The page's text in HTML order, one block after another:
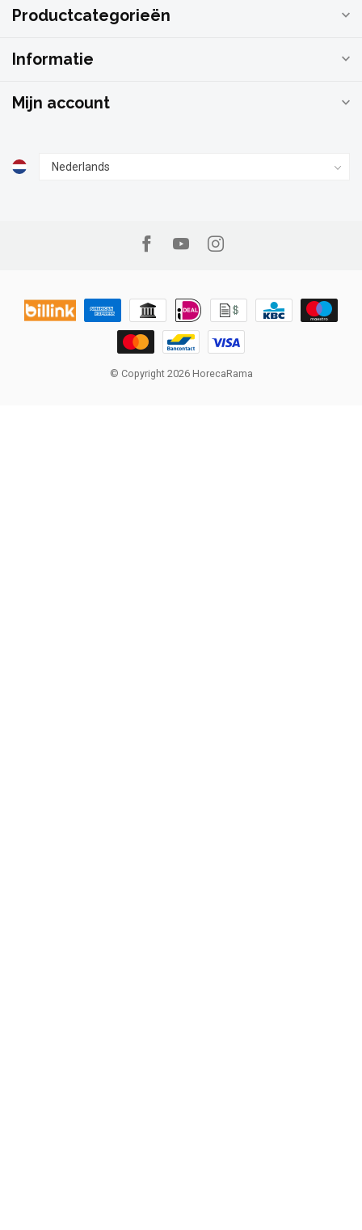
Productcategorieën
Informatie
Mijn account
© Copyright 2026 HorecaRama